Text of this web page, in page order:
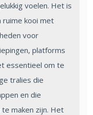
voelen. Het is
ruime kooi met
voor
platforms
essentieel om te
tralies die
en die
maken zijn. Het